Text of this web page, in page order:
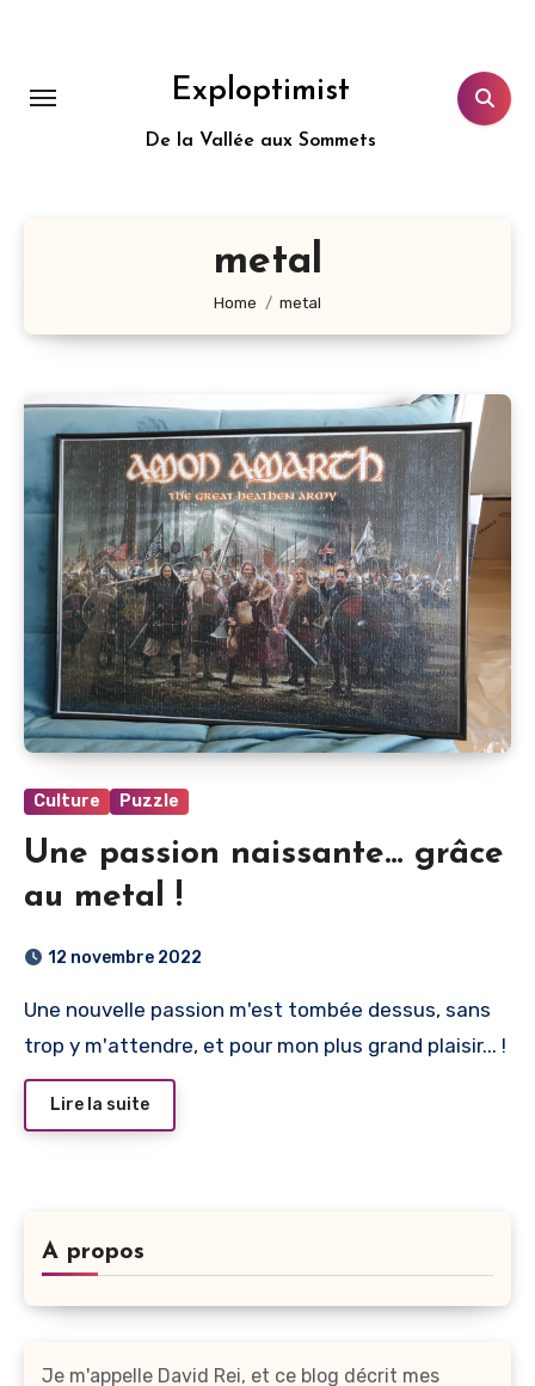
Exploptimist
De la Vallée aux Sommets
metal
Home metal
Culture Puzzle
Une passion naissante… grâce
au metal !
12 novembre 2022
Une nouvelle passion m'est tombée dessus, sans
trop y m'attendre, et pour mon plus grand plaisir... !
Lire la suite
A propos
Je m'appelle David Rei, et ce blog décrit mes